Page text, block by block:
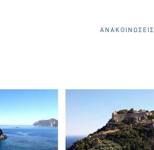
ΑΝΑΚΟΙΝΩΣΕΙΣ